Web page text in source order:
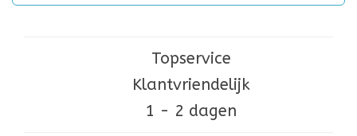
Topservice
Klantvriendelijk
1 - 2 dagen